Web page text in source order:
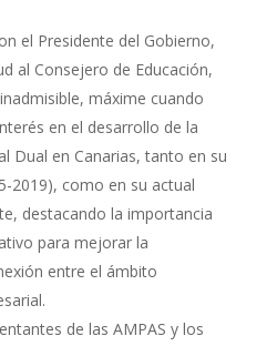
el Presidente del Gobierno,
al Consejero de Educación,
máxime cuando
en el desarrollo de la
Dual en Canarias, tanto en su
2019), como en su actual
destacando la importancia
para mejorar la
entre el ámbito
de las AMPAS y los